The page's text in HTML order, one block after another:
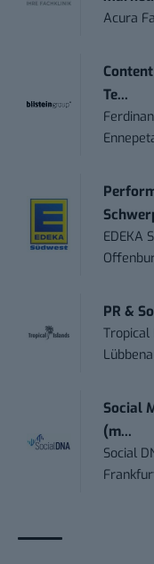
Acura
Te...
EDEKA
PR &
Tropical
Social
(m...
Social